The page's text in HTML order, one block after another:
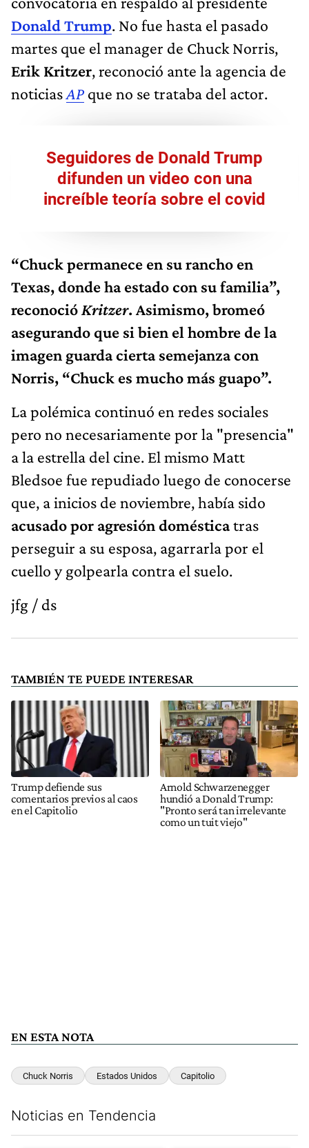
Donald Trump. No fue hasta el pasado
martes que el manager de Chuck Norris,
Erik Kritzer, reconoció ante la agencia de
noticiasAP que no se trataba del actor.
Seguidores de Donald Trump
difunden un video con una
increíble teoría sobre el covid
“Chuck permanece en su rancho en
Texas, donde ha estado con su familia”,
reconocióKritzer. Asimismo, bromeó
asegurando que si bien el hombre de la
imagen guarda cierta semejanza con
Norris, “Chuck es mucho más guapo”.
La polémica continuó en redes sociales
pero no necesariamente por la "presencia"
a la estrella del cine. El mismo Matt
Bledsoe fue repudiado luego de conocerse
que, a inicios de noviembre, había sido
acusado por agresión domésticatras
perseguir a su esposa, agarrarla por el
cuello y golpearla contra el suelo.
jfg / ds
TAMBIÉN TE PUEDE INTERESAR
Trump defiende sus
comentarios previos al caos
en el Capitolio
Arnold Schwarzenegger
hundió a Donald Trump:
"Pronto será tan irrelevante
como un tuit viejo"
EN ESTA NOTA
Chuck Norris Estados Unidos Capitolio
Noticias en Tendencia